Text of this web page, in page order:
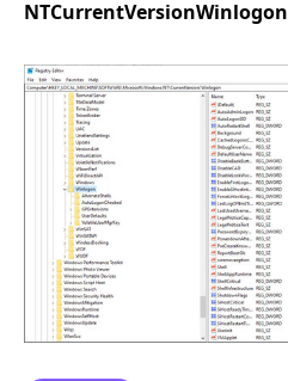
NTCurrentVersionWinlogon